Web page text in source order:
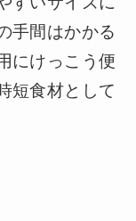
手間はかかる
にけっこう便
短食材として